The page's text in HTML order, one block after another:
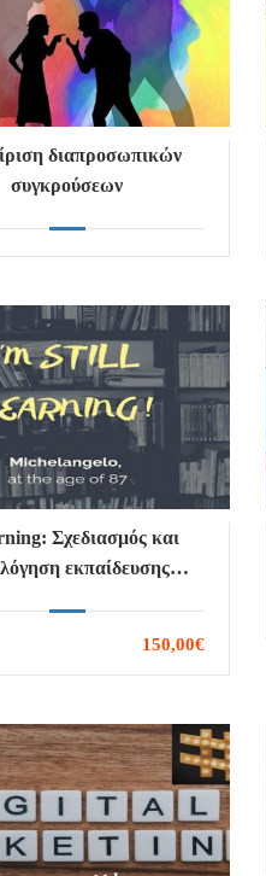
διαπροσωπικών
συγκρούσεων
Σχεδιασμός και
εκπαίδευσης
150,00€